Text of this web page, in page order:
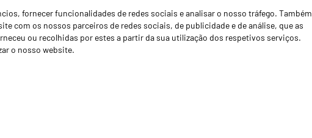
fornecer funcionalidades de redes sociais e analisar o nosso tráfego. Também
com os nossos parceiros de redes sociais, de publicidade e de análise, que as
ou recolhidas por estes a partir da sua utilização dos respetivos serviços.
o nosso website.
Notícias
Concessionários